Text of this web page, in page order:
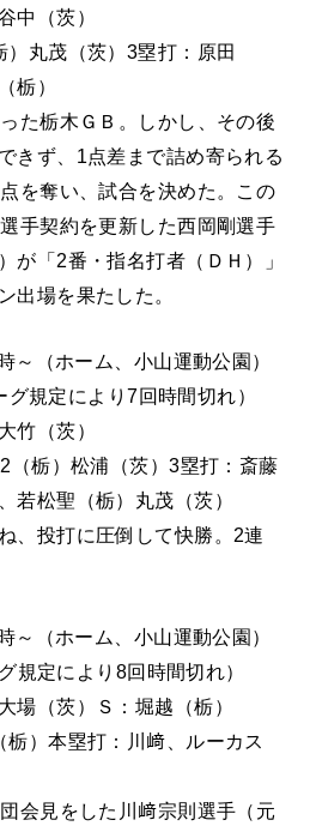
中（茨）
丸茂（茨）3塁打：原田
栃）
た栃木ＧＢ。しかし、その後
きず、1点差まで詰め寄られる
を奪い、試合を決めた。この
手契約を更新した西岡剛選手
が「2番・指名打者（ＤＨ）」
出場を果たした。
～（ホーム、小山運動公園）
規定により7回時間切れ）
竹（茨）
栃）松浦（茨）3塁打：斎藤
若松聖（栃）丸茂（茨）
投打に圧倒して快勝。2連
～（ホーム、小山運動公園）
定により8回時間切れ）
（茨）Ｓ：堀越（栃）
）本塁打：川﨑、ルーカス
会見をした川﨑宗則選手（元